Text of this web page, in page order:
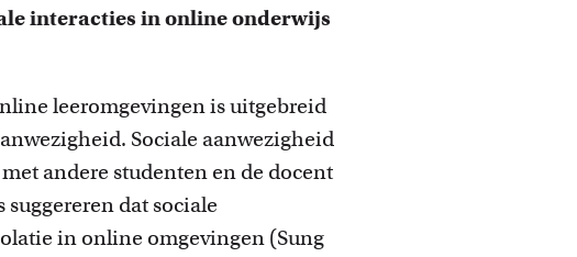
Onderwijsinnovatie en beurzen
Leer over initiatieven en beurzen waarmee docenten
innovatieve ideeën realiseren.
interacties in online onderwijs
leeromgevingen is uitgebreid
Sociale aanwezigheid
andere studenten en de docent
dat sociale
in online omgevingen (Sung